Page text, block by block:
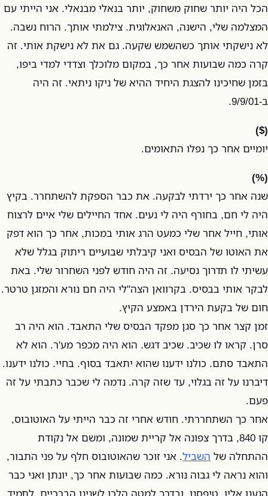
הכל היה יותר שחוק משחוק, יותר בנאלי מבנאלי. אני הייתי עם
המצלמה שלי, הישנה, האנאלוגית. צילמתי אותך. הרוח נשבה.
לא נישקתי אותך כשהשמש שקעה. גם את לא נישקת אותי. זה
קרה כמה שבועות אחר כך, במקום מלוכלך וצדדי למדי ביפו,
בזמן שחיכינו להצגת היחיד ההיא של ניקו ניתאי. זה היה
ב-9/9/01.
($)
יומיים אחר כך נפלו התאומים.
(%)
שנה אחר כך ירדתי לבקעה. את כבר הספקת להשתחרר. בקיץ
היה לי חם, בחורף היה לי נעים. אחד החיילים שלי איים לרצוח
אותי, חייל אחר שלי כמעט הרג אותי במכות, אחר כך הוא דפק
את האוטו של הבסיס ואני קיבלתי שבועיים ריתוק בגלל שלא
עשיתי לו תדרוך נסיעה. זה היה חודש לפני השחרור שלי. באת
לבקר אותי בבסיס. בקרוואן הצה"לי היה חם נורא והמזגן טרטר.
חום של בקעת הירדן באמצע הקיץ.
זמן קצר אחר כך סגן מפקד הבסיס שלי התאבד. הוא היה רב
סרן. קראו לו שכיב. שכיב דגש. הוא היה מכפר מע'ר. הוא לא
התאבד סתם. כולנו ידענו שהוא יתאבד בסוף. בחיי. כולנו ידענו.
דיברנו על זה בגלוי, עד שזה קרה. נדמה לי שכבר כתבתי על זה
פעם.
אחר כך השתחררתי. חודש אחרי זה כבר הייתי על האוטובוס,
קו 840, בדרך צפונה אל קריית שמונה, ומשם אל נקודת
ההתחלה של השביל. אני זוכר שהאוטובוס חלף על פני התבור,
והוא נראה לי גבוה נורא. כמה שבועות אחר כך, יונתן ואני כבר